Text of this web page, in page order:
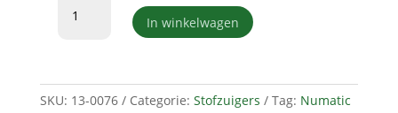
Hetty
11
roze
In winkelwagen
SKU: 13-0076 Categorie: Stofzuigers Tag: Numatic